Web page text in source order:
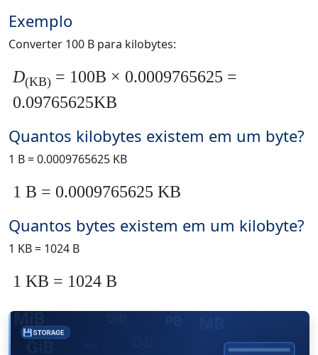
Exemplo
Converter 100 B para kilobytes:
D(KB) = 100B × 0.0009765625 =
0.09765625KB
Quantos kilobytes existem em um byte?
1 B = 0.0009765625 KB
1 B = 0.0009765625 KB
Quantos bytes existem em um kilobyte?
1 KB = 1024 B
1 KB = 1024 B